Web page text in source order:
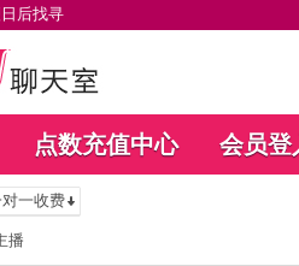
日后找寻
点数充值中心 会员登
一收费
播